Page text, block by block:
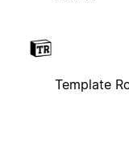
Template